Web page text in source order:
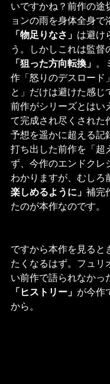
いですかね？前作の途
ョンの雨を身体全身で
「物足りなさ」 は避け
う。しかしこれは監督
「狙った方向転換」 。
作「怒りのデスロード
と」だけは避けた感じ
前作がシリーズとはい
て完成され尽くされた
予想を遥かに超える記
打ち出した前作を「超
ず、今作のエンドクレ
わかりますが、むしろ
楽しめるように」 補完
たのが本作なのです。
ですから本作を見ると
たくなるはず。フュリ
い前作で語られなかっ
「ヒストリー」 が今作
から。